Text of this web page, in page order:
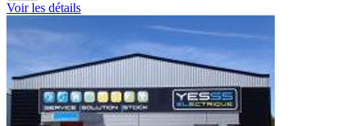
Voir les détails